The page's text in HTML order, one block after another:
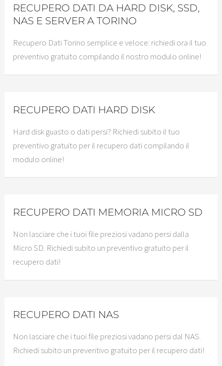
RECUPERO DATI DA HARD DISK, SSD,
NAS E SERVER A TORINO
Recupero Dati Torino semplice e veloce: richiedi ora il tuo
preventivo gratuito compilando il nostro modulo online!
RECUPERO DATI HARD DISK
Hard disk guasto o dati persi? Richiedi subito il tuo
preventivo gratuito per il recupero dati compilando il
modulo online!
RECUPERO DATI MEMORIA MICRO SD
Non lasciare che i tuoi file preziosi vadano persi dalla
Micro SD. Richiedi subito un preventivo gratuito per il
recupero dati!
RECUPERO DATI NAS
Non lasciare che i tuoi file preziosi vadano persi dal NAS.
Richiedi subito un preventivo gratuito per il recupero dati!